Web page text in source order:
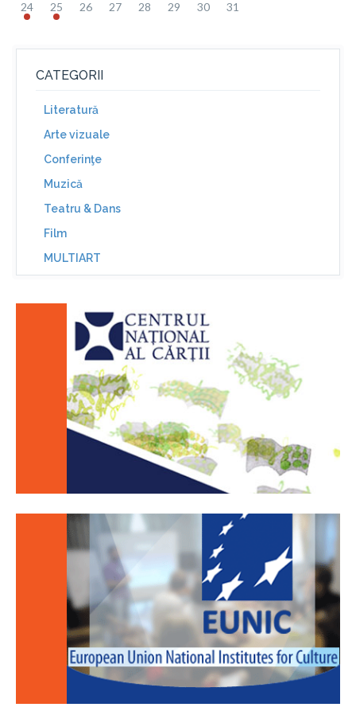
24 25 26 27 28 29 30 31
CATEGORII
Literatură
Arte vizuale
Conferinţe
Muzică
Teatru & Dans
Film
MULTIART